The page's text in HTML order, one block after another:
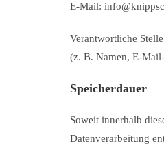
E-Mail:
Verantwortliche
(z. B. Namen, E-
Speicherdauer
Soweit innerhalb
Datenverarbeitung